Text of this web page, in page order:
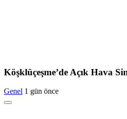
Köşklüçeşme’de Açık Hava
Genel 1 gün önce